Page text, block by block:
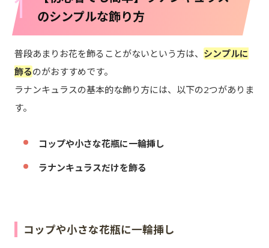
のシンプルな飾り方
普段あまりお花を飾ることがないという方は、 シンプルに
飾るのがおすすめです。
ラナンキュラスの基本的な飾り方には、以下の2つがありま
す。
コップや小さな花瓶に一輪挿し
ラナンキュラスだけを飾る
コップや小さな花瓶に一輪挿し